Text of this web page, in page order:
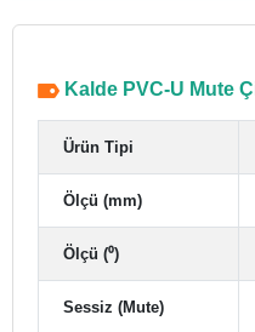
Kalde PVC-U Mute
Ürün Tipi
Ölçü (mm)
Ölçü (⁰)
Sessiz (Mute)